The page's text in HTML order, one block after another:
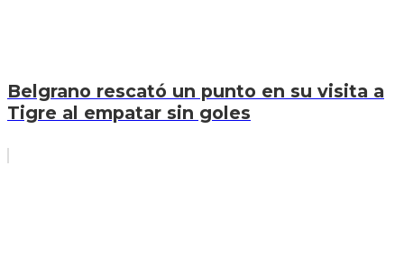
Belgrano rescató un punto en su visita a
Tigre al empatar sin goles